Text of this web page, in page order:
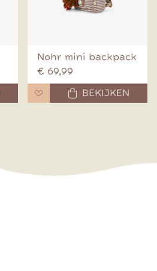
Nohr mini backpack
€ 69,99
BEKIJKEN